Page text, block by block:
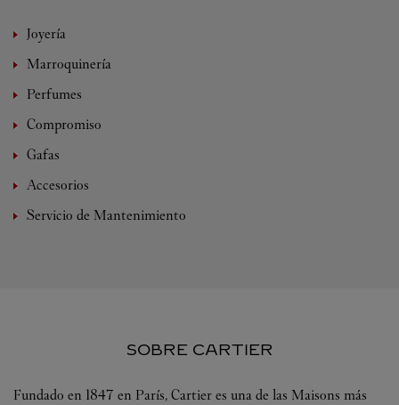
Joyería
Marroquinería
Perfumes
Compromiso
Gafas
Accesorios
Servicio de Mantenimiento
SOBRE CARTIER
Fundado en 1847 en París, Cartier es una de las Maisons más